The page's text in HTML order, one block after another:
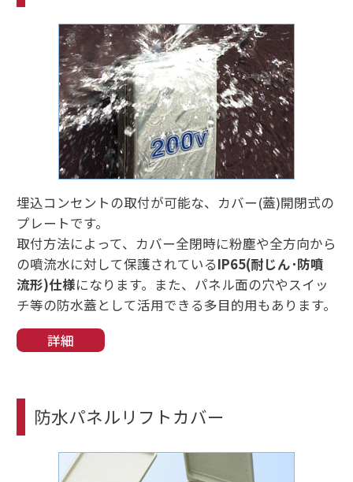
埋込コンセントの取付が可能な、カバー(蓋)開閉式の
プレートです。
取付方法によって、カバー全閉時に粉塵や全方向から
の噴流水に対して保護されているIP65(耐じん･防噴
流形)仕様になります。また、パネル面の穴やスイッ
チ等の防水蓋として活用できる多目的用もあります。
詳細
防水パネルリフトカバー